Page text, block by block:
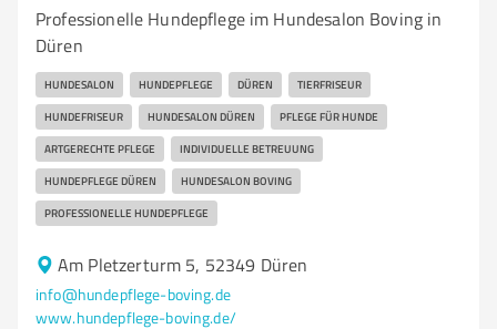
Professionelle Hundepflege im Hundesalon Boving in
Düren
HUNDESALON HUNDEPFLEGE DÜREN TIERFRISEUR
HUNDEFRISEUR HUNDESALON DÜREN PFLEGE FÜR HUNDE
ARTGERECHTE PFLEGE INDIVIDUELLE BETREUUNG
HUNDEPFLEGE DÜREN HUNDESALON BOVING
PROFESSIONELLE HUNDEPFLEGE
Am Pletzerturm 5, 52349 Düren
info@hundepflege-boving.de
www.hundepflege-boving.de/